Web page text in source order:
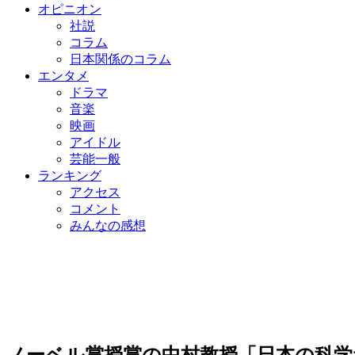
オピニオン
社説
コラム
日本関係のコラム
エンタメ
ドラマ
音楽
映画
アイドル
芸能一般
ランキング
アクセス
コメント
みんなの感想